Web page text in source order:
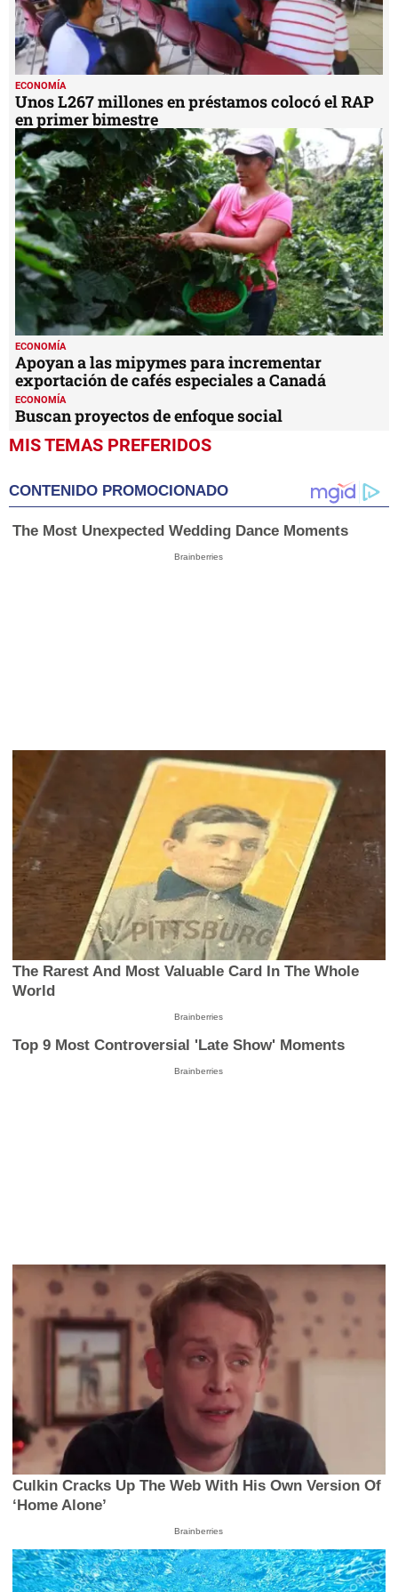
ECONOMÍA
Unos L267 millones en préstamos colocó el RAP
en primer bimestre
ECONOMÍA
Apoyan a las mipymes para incrementar
exportación de cafés especiales a Canadá
ECONOMÍA
Buscan proyectos de enfoque social
MIS TEMAS PREFERIDOS
CONTENIDO PROMOCIONADO
The Most Unexpected Wedding Dance Moments
Brainberries
The Rarest And Most Valuable Card In The Whole
World
Brainberries
Top 9 Most Controversial 'Late Show' Moments
Brainberries
Culkin Cracks Up The Web With His Own Version Of
‘Home Alone’
Brainberries